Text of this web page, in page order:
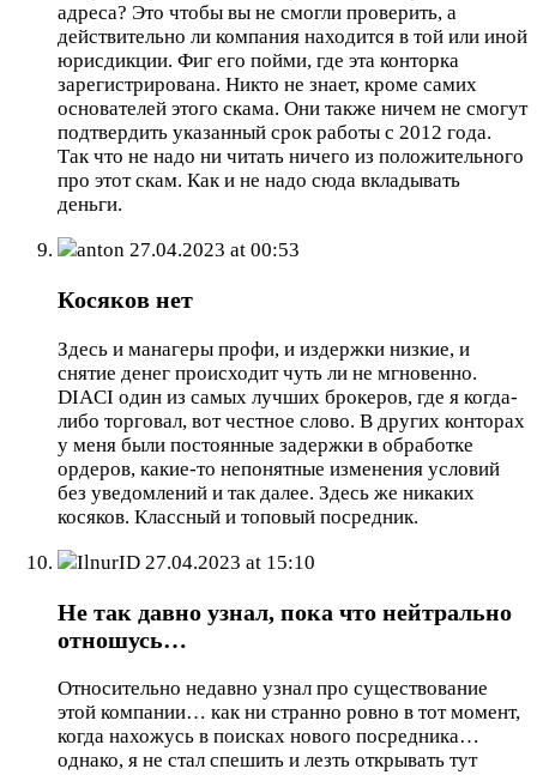
адреса? Это чтобы вы не смогли проверить, а
действительно ли компания находится в той или иной
юрисдикции. Фиг его пойми, где эта конторка
зарегистрирована. Никто не знает, кроме самих
основателей этого скама. Они также ничем не смогут
подтвердить указанный срок работы с 2012 года.
Так что не надо ни читать ничего из положительного
про этот скам. Как и не надо сюда вкладывать
деньги.
anton 27.04.2023 at 00:53
Косяков нет
Здесь и манагеры профи, и издержки низкие, и
снятие денег происходит чуть ли не мгновенно.
DIACI один из самых лучших брокеров, где я когда-
либо торговал, вот честное слово. В других конторах
у меня были постоянные задержки в обработке
ордеров, какие-то непонятные изменения условий
без уведомлений и так далее. Здесь же никаких
косяков. Классный и топовый посредник.
IlnurID 27.04.2023 at 15:10
Не так давно узнал, пока что нейтрально
отношусь…
Относительно недавно узнал про существование
этой компании… как ни странно ровно в тот момент,
когда нахожусь в поисках нового посредника…
однако, я не стал спешить и лезть открывать тут